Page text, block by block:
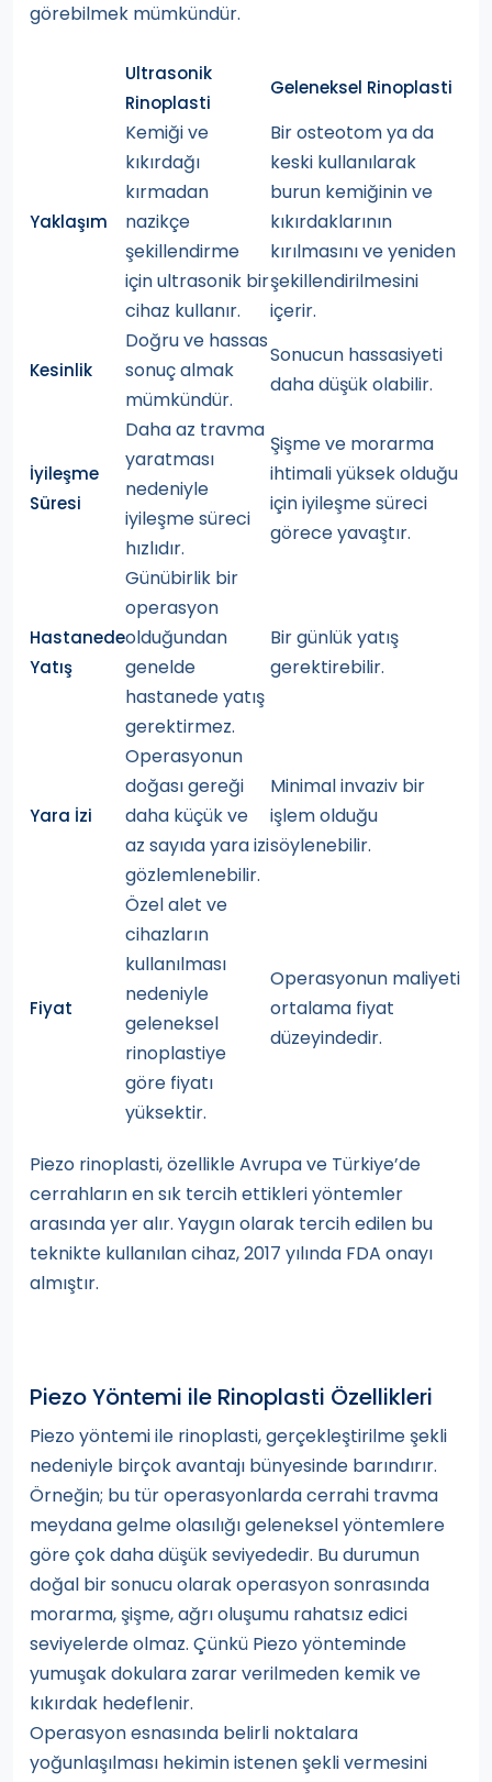
görebilmek mümkündür.
Ultrasonik
Rinoplasti
Geleneksel Rinoplasti
Yaklaşım
Kemiği ve
kıkırdağı
kırmadan
nazikçe
şekillendirme
için ultrasonik bir
cihaz kullanır.
Bir osteotom ya da
keski kullanılarak
burun kemiğinin ve
kıkırdaklarının
kırılmasını ve yeniden
şekillendirilmesini
içerir.
Kesinlik
Doğru ve hassas
sonuç almak
mümkündür.
Sonucun hassasiyeti
daha düşük olabilir.
İyileşme
Süresi
Daha az travma
yaratması
nedeniyle
iyileşme süreci
hızlıdır.
Şişme ve morarma
ihtimali yüksek olduğu
için iyileşme süreci
görece yavaştır.
Hastanede
Yatış
Günübirlik bir
operasyon
olduğundan
genelde
hastanede yatış
gerektirmez.
Bir günlük yatış
gerektirebilir.
Yara İzi
Operasyonun
doğası gereği
daha küçük ve
az sayıda yara izi
gözlemlenebilir.
Minimal invaziv bir
işlem olduğu
söylenebilir.
Fiyat
Özel alet ve
cihazların
kullanılması
nedeniyle
geleneksel
rinoplastiye
göre fiyatı
yüksektir.
Operasyonun maliyeti
ortalama fiyat
düzeyindedir.
Piezo rinoplasti, özellikle Avrupa ve Türkiye’de
cerrahların en sık tercih ettikleri yöntemler
arasında yer alır. Yaygın olarak tercih edilen bu
teknikte kullanılan cihaz, 2017 yılında FDA onayı
almıştır.
Piezo Yöntemi ile Rinoplasti Özellikleri
Piezo yöntemi ile rinoplasti, gerçekleştirilme şekli
nedeniyle birçok avantajı bünyesinde barındırır.
Örneğin; bu tür operasyonlarda cerrahi travma
meydana gelme olasılığı geleneksel yöntemlere
göre çok daha düşük seviyededir. Bu durumun
doğal bir sonucu olarak operasyon sonrasında
morarma, şişme, ağrı oluşumu rahatsız edici
seviyelerde olmaz. Çünkü Piezo yönteminde
yumuşak dokulara zarar verilmeden kemik ve
kıkırdak hedeflenir.
Operasyon esnasında belirli noktalara
yoğunlaşılması hekimin istenen şekli vermesini